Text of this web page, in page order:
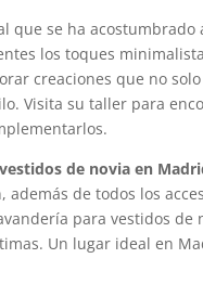
que se ha acostumbrado
los toques
creaciones que no solo
Visita su taller para
de novia en
además de todos los
para vestidos de
Un lugar ideal en